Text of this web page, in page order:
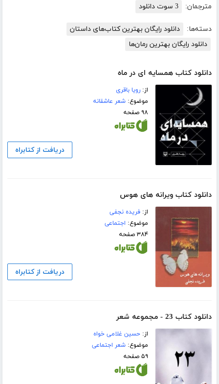
مترجمان: 3 سوت دانلود
دسته‌ها:
دانلود رایگان بهترین کتاب‌های داستان
دانلود رایگان بهترین رمان‌ها
دانلود کتاب همسایه ای در ماه
از:رویا باقری
موضوع:شعر عاشقانه
۹۸ صفحه
دریافت از کتابراه
دانلود کتاب ویرانه های هوس
از:فریده نجفی
موضوع: اجتماعی
۳۸۴ صفحه
دریافت از کتابراه
دانلود کتاب 23 - مجموعه شعر
از:حسین غلامی خواه
موضوع:شعر اجتماعی
۵۹ صفحه